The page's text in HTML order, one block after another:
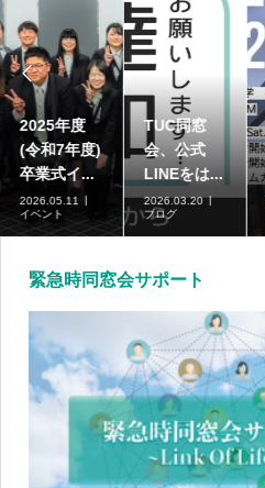

2025年度
(令和7年度)
卒業式イ...
2026.05.11
イベント
TUC同窓
会、公式
LINEをは...
2026.03.20
ブログ
緊急時同窓会サポート